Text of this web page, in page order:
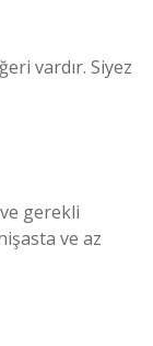
vardır. Siyez
gerekli
ve az